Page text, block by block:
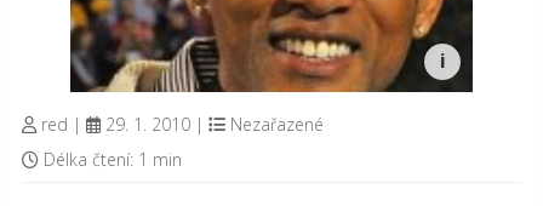
red | 29. 1. 2010 |
Nezařazené
Délka čtení: 1 min